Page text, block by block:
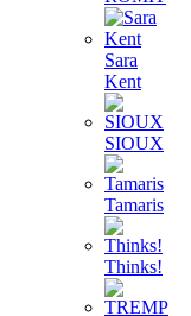
Sara
Kent
SIOUX
Tamaris
Thinks!